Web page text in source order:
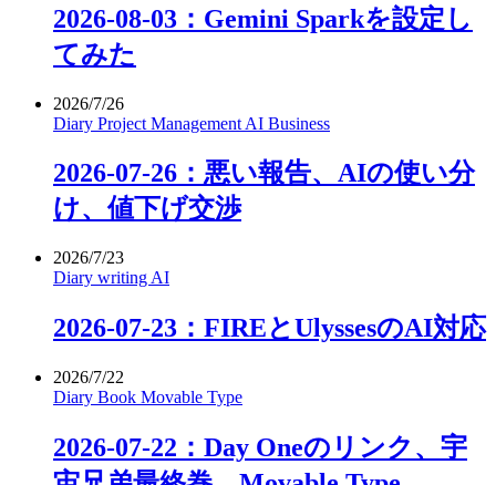
2026-08-03：Gemini Sparkを設定し
てみた
2026/7/26
Diary Project Management AI Business
2026-07-26：悪い報告、AIの使い分
け、値下げ交渉
2026/7/23
Diary writing AI
2026-07-23：FIREとUlyssesのAI対応
2026/7/22
Diary Book Movable Type
2026-07-22：Day Oneのリンク、宇